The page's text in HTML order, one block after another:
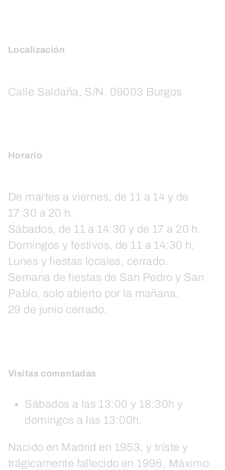
Localización
Calle Saldaña, S/N. 09003 Burgos
Horario
De martes a viernes, de 11 a 14 y de
17:30 a 20 h.
Sábados, de 11 a 14:30 y de 17 a 20 h.
Domingos y festivos, de 11 a 14:30 h.
Lunes y fiestas locales, cerrado.
Semana de fiestas de San Pedro y San
Pablo, solo abierto por la mañana.
29 de junio cerrado.
Visitas comentadas
Sábados a las 13:00 y 18:30h y
domingos a las 13:00h.
Nacido en Madrid en 1953, y triste y
trágicamente fallecido en 1996, Máximo